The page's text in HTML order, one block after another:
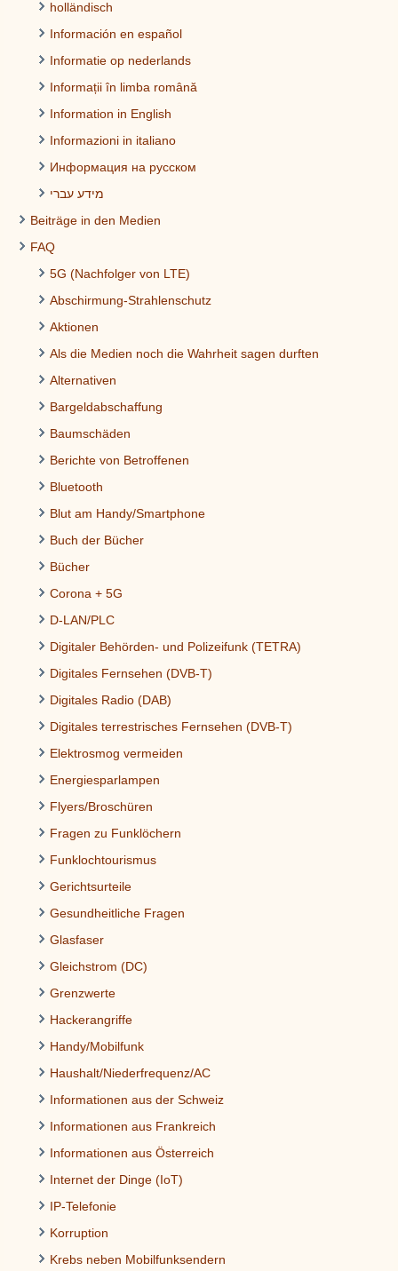
holländisch
Información en español
Informatie op nederlands
Informații în limba română
Information in English
Informazioni in italiano
Информация на русском
מידע עברי
Beiträge in den Medien
FAQ
5G (Nachfolger von LTE)
Abschirmung-Strahlenschutz
Aktionen
Als die Medien noch die Wahrheit sagen durften
Alternativen
Bargeldabschaffung
Baumschäden
Berichte von Betroffenen
Bluetooth
Blut am Handy/Smartphone
Buch der Bücher
Bücher
Corona + 5G
D-LAN/PLC
Digitaler Behörden- und Polizeifunk (TETRA)
Digitales Fernsehen (DVB-T)
Digitales Radio (DAB)
Digitales terrestrisches Fernsehen (DVB-T)
Elektrosmog vermeiden
Energiesparlampen
Flyers/Broschüren
Fragen zu Funklöchern
Funklochtourismus
Gerichtsurteile
Gesundheitliche Fragen
Glasfaser
Gleichstrom (DC)
Grenzwerte
Hackerangriffe
Handy/Mobilfunk
Haushalt/Niederfrequenz/AC
Informationen aus der Schweiz
Informationen aus Frankreich
Informationen aus Österreich
Internet der Dinge (IoT)
IP-Telefonie
Korruption
Krebs neben Mobilfunksendern